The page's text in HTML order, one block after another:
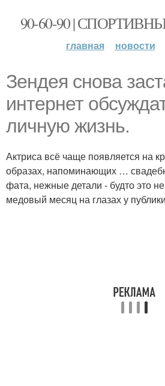
90-60-90 |
главная новости
Зендея снова
интернет
личную жизнь.
Актриса всё чаще появляется на
образах, напоминающих …
фата, нежные детали - будто это
медовый месяц на глазах у